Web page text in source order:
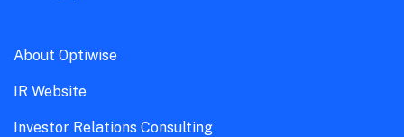
About Optiwise
IR Website
Investor Relations Consulting